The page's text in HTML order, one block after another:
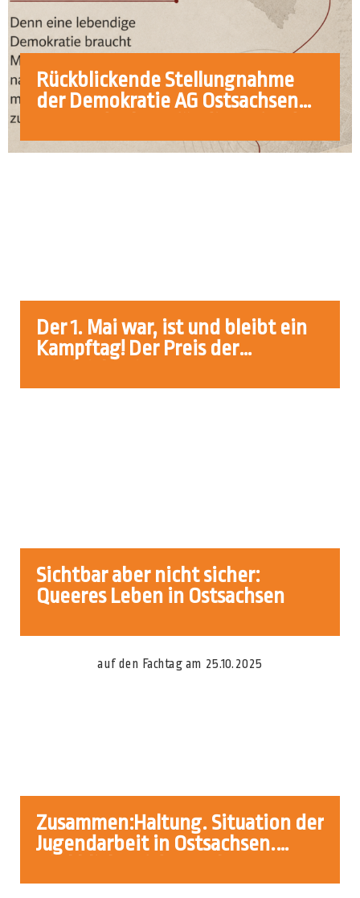
Rückblickende Stellungnahme
der Demokratie AG Ostsachsen
Genozids an den Herero und
Der 1. Mai war, ist und bleibt ein
Kampftag! Der Preis der
Sichtbar aber nicht sicher:
Queeres Leben in Ostsachsen
Zusammen:Haltung. Situation der
Jugendarbeit in Ostsachsen.
25.10.2025